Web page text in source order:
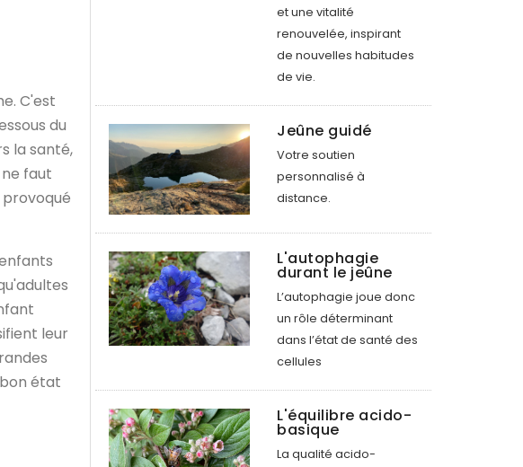
C'est
du
la santé,
faut
leur
état
et une vitalité
renouvelée, inspirant
de nouvelles habitudes
de vie.
Jeûne guidé
Votre soutien
personnalisé à
distance.
L'autophagie
durant le jeûne
L’autophagie joue donc
un rôle déterminant
dans l’état de santé des
cellules
L'équilibre acido-
basique
La qualité acido-